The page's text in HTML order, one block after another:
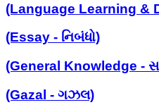
(Language Learning &
(Essay - નિબંધો)
(General Knowledge -
(Gazal - ગઝલ)